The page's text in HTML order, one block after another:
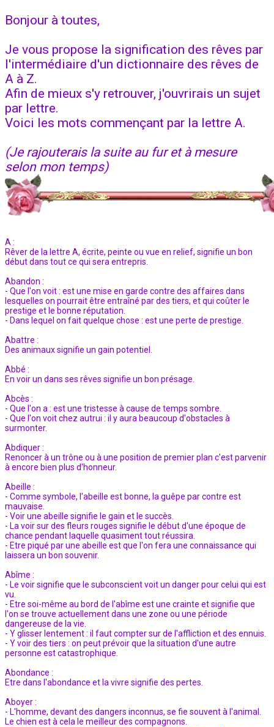
Bonjour à toutes,
Je vous propose la signification des rêves par
l'intermédiaire d'un dictionnaire des rêves de
A à Z.
Afin de mieux s'y retrouver, j'ouvrirais un sujet
par lettre.
Voici les mots commençant par la lettre A.
(Je rajouterais la suite au fur et à mesure
selon mon temps)
A :
Rêver de la lettre A, écrite, peinte ou vue en relief, signifie un bon
début dans tout ce qui sera entrepris.
Abandon :
- Que l'on voit : est une mise en garde contre des affaires dans
lesquelles on pourrait être entraîné par des tiers, et qui coûter le
prestige et le bonne réputation.
- Dans lequel on fait quelque chose : est une perte de prestige.
Abattre :
Des animaux signifie un gain potentiel.
Abbé :
En voir un dans ses rêves signifie un bon présage.
Abcès :
- Que l'on a : est une tristesse à cause de temps sombre.
- Que l'on voit chez autrui : il y aura beaucoup d'obstacles à
surmonter.
Abdiquer :
Renoncer à un trône ou à une position de premier plan c'est parvenir
à encore bien plus d'honneur.
Abeille :
- Comme symbole, l'abeille est bonne, la guêpe par contre est
mauvaise.
- Voir une abeille signifie le gain et le succès.
- La voir sur des fleurs rouges signifie le début d'une époque de
chance pendant laquelle quasiment tout réussira.
- Etre piqué par une abeille est que l'on fera une connaissance qui
laissera un bon souvenir.
Abîme :
- Le voir signifie que le subconscient voit un danger pour celui qui est
vu.
- Etre soi-même au bord de l'abîme est une crainte et signifie que
l'on se trouve actuellement dans une zone ou une période
dangereuse de la vie.
- Y glisser lentement : il faut compter sur de l'affliction et des ennuis.
- Y voir des tiers : on peut prévoir que la situation d'une autre
personne est catastrophique.
Abondance :
Etre dans l'abondance et la vivre signifie des pertes.
Aboyer :
- L'homme, devant des dangers inconnus, se fie souvent à l'animal.
Le chien est à cela le meilleur des compagnons.